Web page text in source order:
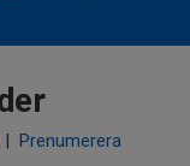
| Prenumerera